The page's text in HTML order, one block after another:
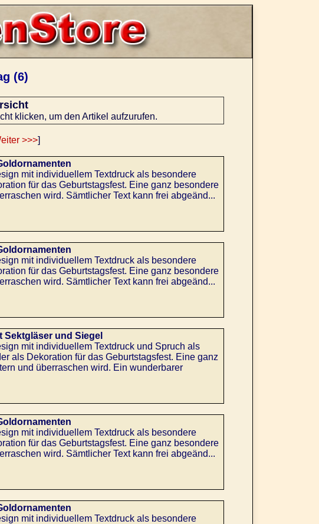
(6)
klicken, um den Artikel aufzurufen.
>>>]
mit individuellem Textdruck als besondere
für das Geburtstagsfest. Eine ganz besondere
wird. Sämtlicher Text kann frei abgeänd...
mit individuellem Textdruck als besondere
für das Geburtstagsfest. Eine ganz besondere
wird. Sämtlicher Text kann frei abgeänd...
und Siegel
mit individuellem Textdruck und Spruch als
als Dekoration für das Geburtstagsfest. Eine ganz
und überraschen wird. Ein wunderbarer
mit individuellem Textdruck als besondere
für das Geburtstagsfest. Eine ganz besondere
wird. Sämtlicher Text kann frei abgeänd...
mit individuellem Textdruck als besondere